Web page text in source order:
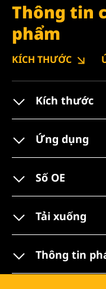
Thông tin
phẩm
KÍCH THƯỚC
Kích thước
Ứng dụng
Số OE
Tải xuống
Thông tin